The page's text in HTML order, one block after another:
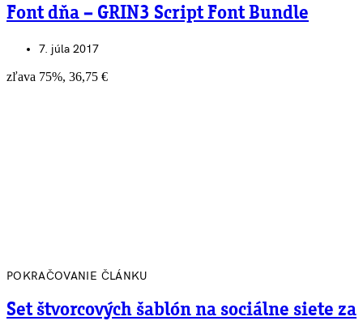
Font dňa – GRIN3 Script Font Bundle
7. júla 2017
zľava 75%, 36,75 €
POKRAČOVANIE ČLÁNKU
Set štvorcových šablón na sociálne siete za